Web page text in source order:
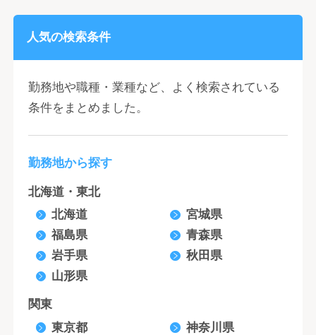
人気の検索条件
勤務地や職種・業種など、よく検索されている
条件をまとめました。
勤務地から探す
北海道・東北
北海道
宮城県
福島県
青森県
岩手県
秋田県
山形県
関東
東京都
神奈川県